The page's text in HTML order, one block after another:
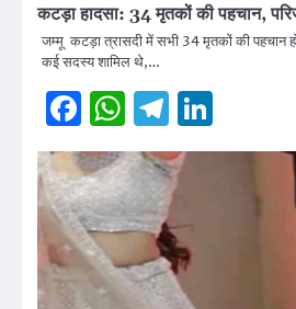
कटड़ा हादसा: 34 मृतकों की पहचान,
जम्मू कटड़ा त्रासदी में सभी 34 मृतकों की पहचान
कई सदस्य शामिल थे,…
Facebook
WhatsApp